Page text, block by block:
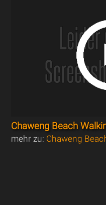
Chaweng Beach
mehr zu: Chaweng